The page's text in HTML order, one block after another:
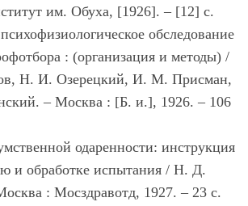
им. Обуха, [1926]. – [12] с.
обследование
: (организация и методы) /
Н. И. Озерецкий, И. М. Присман,
– Москва : [Б. и.], 1926. – 106
одаренности: инструкция
и обработке испытания / Н. Д.
: Мосздравотд, 1927. – 23 с.